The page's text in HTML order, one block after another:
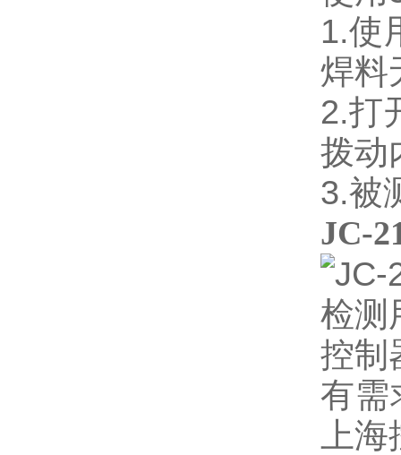
1.使
焊料
2.打
拨动
3.被
JC-
有需
上